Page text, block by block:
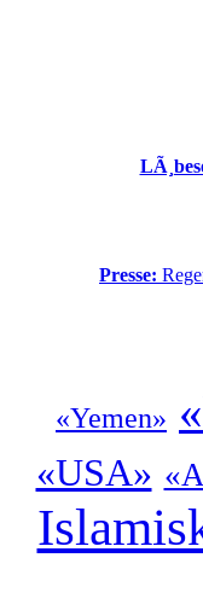
Presse:
«Yemen»
«USA»